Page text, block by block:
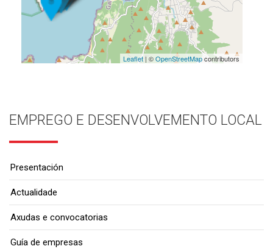
Leaflet| ©OpenStreetMapcontributors
EMPREGO E DESENVOLVEMENTO LOCAL
Presentación
Actualidade
Axudas e convocatorias
Guía de empresas